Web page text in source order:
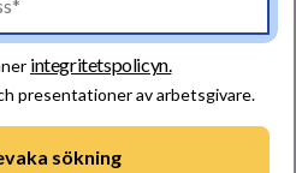
integritetspolicyn.
presentationer av arbetsgivare.
sökning
län 2026-08-30